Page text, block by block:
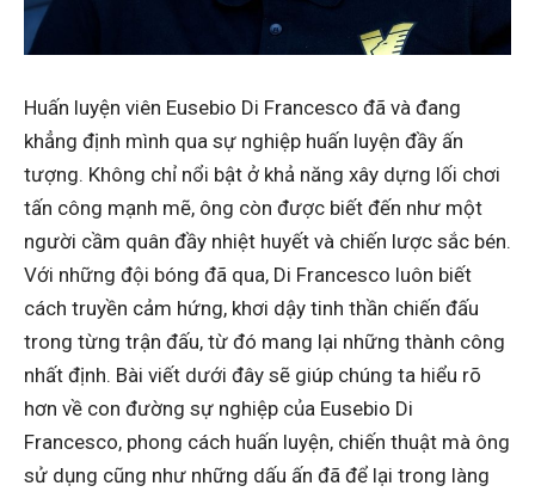
Huấn luyện viên Eusebio Di Francesco đã và đang
khẳng định mình qua sự nghiệp huấn luyện đầy ấn
tượng. Không chỉ nổi bật ở khả năng xây dựng lối chơi
tấn công mạnh mẽ, ông còn được biết đến như một
người cầm quân đầy nhiệt huyết và chiến lược sắc bén.
Với những đội bóng đã qua, Di Francesco luôn biết
cách truyền cảm hứng, khơi dậy tinh thần chiến đấu
trong từng trận đấu, từ đó mang lại những thành công
nhất định. Bài viết dưới đây sẽ giúp chúng ta hiểu rõ
hơn về con đường sự nghiệp của Eusebio Di
Francesco, phong cách huấn luyện, chiến thuật mà ông
sử dụng cũng như những dấu ấn đã để lại trong làng